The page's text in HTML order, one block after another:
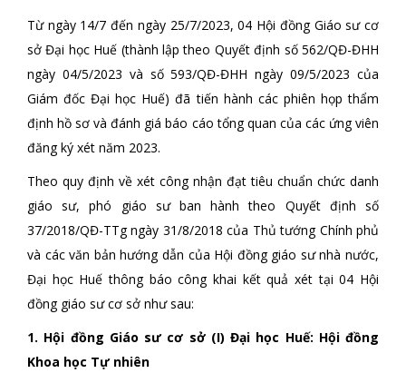
Từ ngày 14/7 đến ngày 25/7/2023, 04 Hội đồng Giáo sư cơ
sở Đại học Huế (thành lập theo Quyết định số 562/QĐ-ĐHH
ngày 04/5/2023 và số 593/QĐ-ĐHH ngày 09/5/2023 của
Giám đốc Đại học Huế) đã tiến hành các phiên họp thẩm
định hồ sơ và đánh giá báo cáo tổng quan của các ứng viên
đăng ký xét năm 2023.
Theo quy định về xét công nhận đạt tiêu chuẩn chức danh
giáo sư, phó giáo sư ban hành theo Quyết định số
37/2018/QĐ-TTg ngày 31/8/2018 của Thủ tướng Chính phủ
và các văn bản hướng dẫn của Hội đồng giáo sư nhà nước,
Đại học Huế thông báo công khai kết quả xét tại 04 Hội
đồng giáo sư cơ sở như sau:
1. Hội đồng Giáo sư cơ sở (I) Đại học Huế: Hội đồng
Khoa học Tự nhiên